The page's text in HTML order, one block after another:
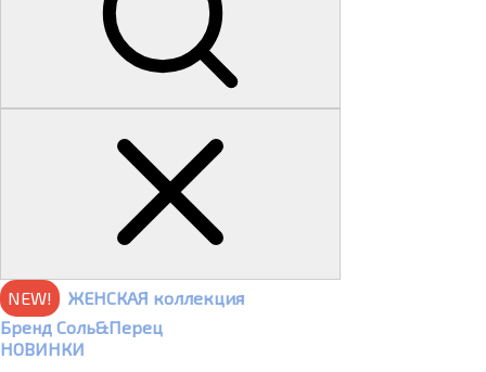
NEW!
ЖЕНСКАЯ коллекция
Бренд Соль&Перец
НОВИНКИ